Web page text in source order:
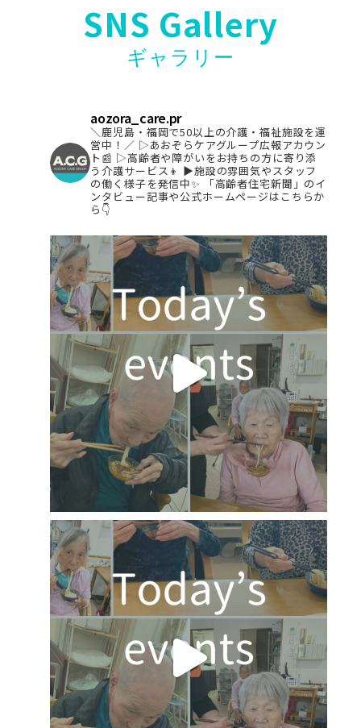
SNS Gallery
ギャラリー
aozora_care.pr
＼鹿児島・福岡で50以上の介護・福祉施設を運
営中！／ ▷あおぞらケアグループ広報アカウン
ト📰 ▷高齢者や障がいをお持ちの方に寄り添
う介護サービス👦 ▶︎施設の雰囲気やスタッフ
の働く様子を発信中✨
「高齢者住宅新聞」のイ
ンタビュー記事や公式ホームページはこちらか
ら👇